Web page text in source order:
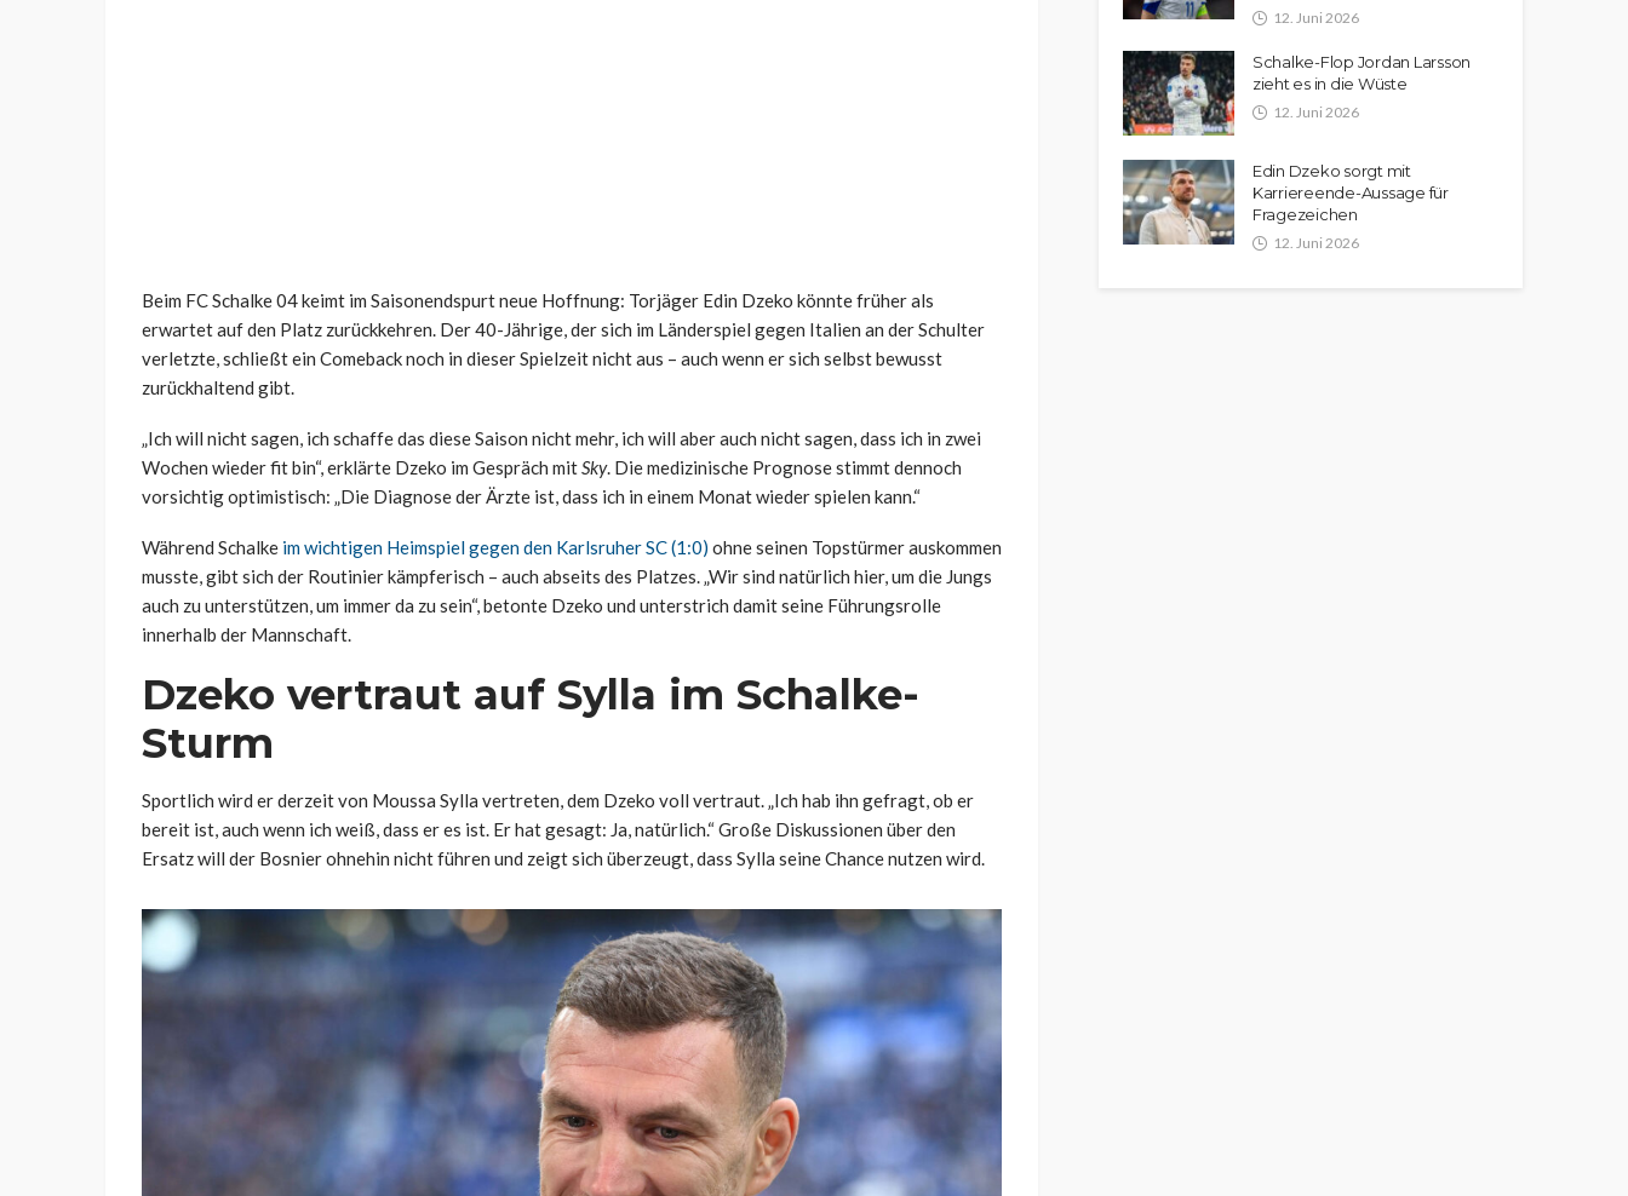
Beim FC Schalke 04 keimt im Saisonendspurt neue Hoffnung: Torjäger Edin Dzeko könnte früher als
erwartet auf den Platz zurückkehren. Der 40-Jährige, der sich im Länderspiel gegen Italien an der Schulter
verletzte, schließt ein Comeback noch in dieser Spielzeit nicht aus – auch wenn er sich selbst bewusst
zurückhaltend gibt.
„Ich will nicht sagen, ich schaffe das diese Saison nicht mehr, ich will aber auch nicht sagen, dass ich in zwei
Wochen wieder fit bin“, erklärte Dzeko im Gespräch mitSky. Die medizinische Prognose stimmt dennoch
vorsichtig optimistisch: „Die Diagnose der Ärzte ist, dass ich in einem Monat wieder spielen kann.“
Während Schalke im wichtigen Heimspiel gegen den Karlsruher SC (1:0) ohne seinen Topstürmer auskommen
musste, gibt sich der Routinier kämpferisch – auch abseits des Platzes. „Wir sind natürlich hier, um die Jungs
auch zu unterstützen, um immer da zu sein“, betonte Dzeko und unterstrich damit seine Führungsrolle
innerhalb der Mannschaft.
Dzeko vertraut auf Sylla im Schalke-
Sturm
Sportlich wird er derzeit von Moussa Sylla vertreten, dem Dzeko voll vertraut. „Ich hab ihn gefragt, ob er
bereit ist, auch wenn ich weiß, dass er es ist. Er hat gesagt: Ja, natürlich.“ Große Diskussionen über den
Ersatz will der Bosnier ohnehin nicht führen und zeigt sich überzeugt, dass Sylla seine Chance nutzen wird.
12. Juni 2026
Schalke-Flop Jordan Larsson
zieht es in die Wüste
12. Juni 2026
Edin Dzeko sorgt mit
Karriereende-Aussage für
Fragezeichen
12. Juni 2026